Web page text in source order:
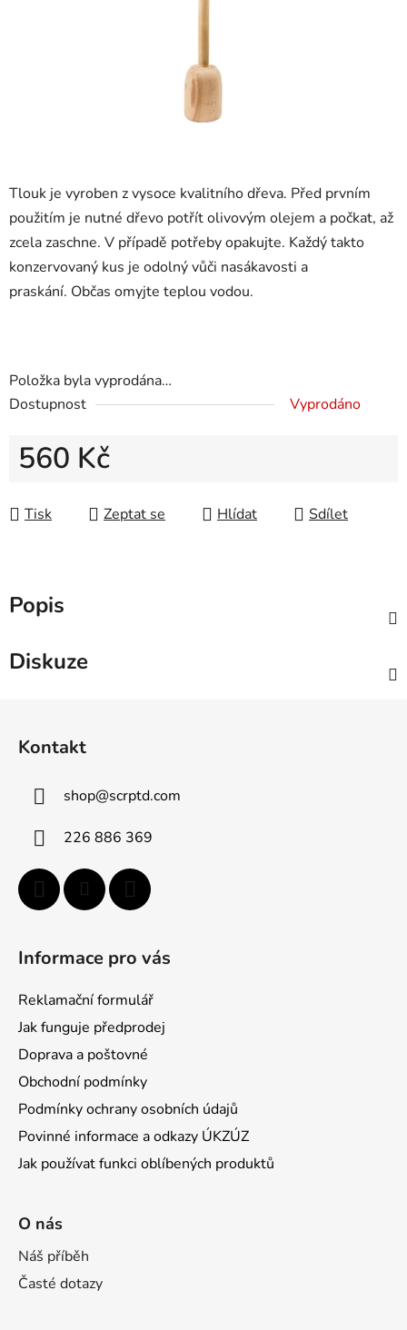
Tlouk je vyroben z vysoce kvalitního dřeva. Před prvním
použitím je nutné dřevo potřít olivovým olejem a počkat, až
zcela zaschne. V případě potřeby opakujte. Každý takto
konzervovaný kus je odolný vůči nasákavosti a
praskání. Občas omyjte teplou vodou.
Položka byla vyprodána…
Dostupnost
Vyprodáno
560 Kč
Tisk
Zeptat se Hlídat Sdílet
Popis
Diskuze
Kontakt
shop@scrptd.com
226 886 369
Informace pro vás
Reklamační formulář
Jak funguje předprodej
Doprava a poštovné
Obchodní podmínky
Podmínky ochrany osobních údajů
Povinné informace a odkazy ÚKZÚZ
Jak používat funkci oblíbených produktů
O nás
Náš příběh
Časté dotazy